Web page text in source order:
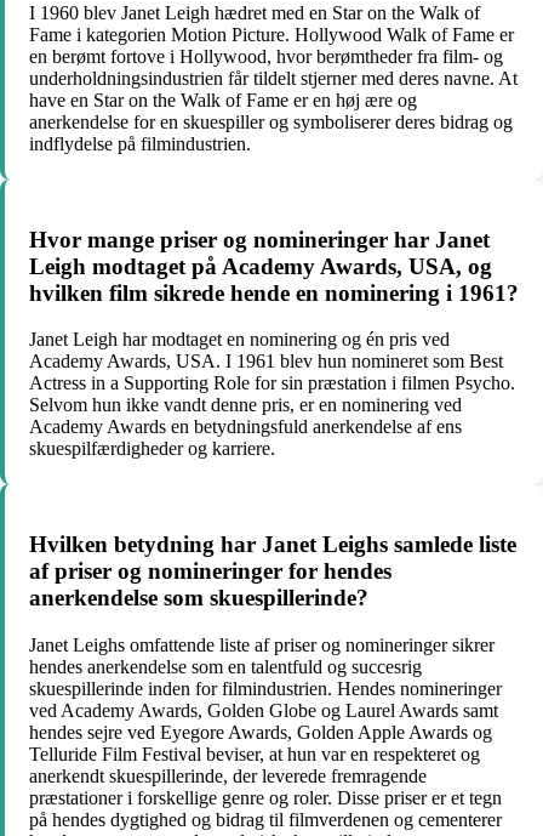
I 1960 blev Janet Leigh hædret med en Star on the Walk of
Fame i kategorien Motion Picture. Hollywood Walk of Fame er
en berømt fortove i Hollywood, hvor berømtheder fra film- og
underholdningsindustrien får tildelt stjerner med deres navne. At
have en Star on the Walk of Fame er en høj ære og
anerkendelse for en skuespiller og symboliserer deres bidrag og
indflydelse på filmindustrien.
Hvor mange priser og nomineringer har Janet
Leigh modtaget på Academy Awards, USA, og
hvilken film sikrede hende en nominering i 1961?
Janet Leigh har modtaget en nominering og én pris ved
Academy Awards, USA. I 1961 blev hun nomineret som Best
Actress in a Supporting Role for sin præstation i filmen Psycho.
Selvom hun ikke vandt denne pris, er en nominering ved
Academy Awards en betydningsfuld anerkendelse af ens
skuespilfærdigheder og karriere.
Hvilken betydning har Janet Leighs samlede liste
af priser og nomineringer for hendes
anerkendelse som skuespillerinde?
Janet Leighs omfattende liste af priser og nomineringer sikrer
hendes anerkendelse som en talentfuld og succesrig
skuespillerinde inden for filmindustrien. Hendes nomineringer
ved Academy Awards, Golden Globe og Laurel Awards samt
hendes sejre ved Eyegore Awards, Golden Apple Awards og
Telluride Film Festival beviser, at hun var en respekteret og
anerkendt skuespillerinde, der leverede fremragende
præstationer i forskellige genre og roler. Disse priser er et tegn
på hendes dygtighed og bidrag til filmverdenen og cementerer